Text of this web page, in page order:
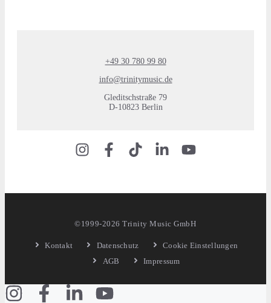
+49 30 780 99 80
info@trinitymusic.de
Gleditschstraße 79
D-10823 Berlin
©1999-2026 Trinity Music GmbH
Kontakt Datenschutz
Cookie Einstellungen
AGB
Impressum